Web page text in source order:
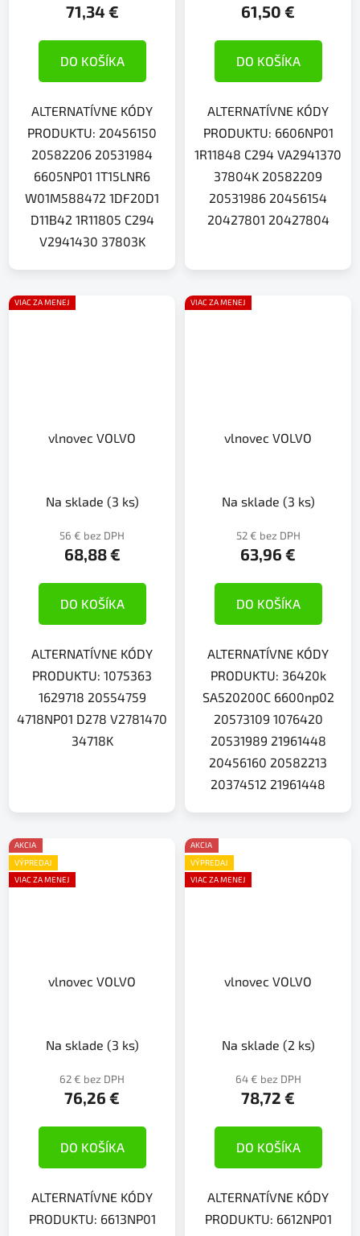
71,34 €
DO KOŠÍKA
ALTERNATÍVNE KÓDY
PRODUKTU: 20456150
20582206 20531984
6605NP01 1T15LNR6
W01M588472 1DF20D1
D11B42 1R11805 C294
V2941430 37803K
61,50 €
DO KOŠÍKA
ALTERNATÍVNE KÓDY
PRODUKTU: 6606NP01
1R11848 C294 VA2941370
37804K 20582209
20531986 20456154
20427801 20427804
VIAC ZA MENEJ
vlnovec VOLVO
Na sklade (3 ks)
56 € bez DPH
68,88 €
DO KOŠÍKA
ALTERNATÍVNE KÓDY
PRODUKTU: 1075363
1629718 20554759
4718NP01 D278 V2781470
34718K
VIAC ZA MENEJ
vlnovec VOLVO
Na sklade (3 ks)
52 € bez DPH
63,96 €
DO KOŠÍKA
ALTERNATÍVNE KÓDY
PRODUKTU: 36420k
SA520200C 6600np02
20573109 1076420
20531989 21961448
20456160 20582213
20374512 21961448
AKCIA
VÝPREDAJ
VIAC ZA MENEJ
vlnovec VOLVO
Na sklade (3 ks)
62 € bez DPH
76,26 €
DO KOŠÍKA
ALTERNATÍVNE KÓDY
PRODUKTU: 6613NP01
AKCIA
VÝPREDAJ
VIAC ZA MENEJ
vlnovec VOLVO
Na sklade (2 ks)
64 € bez DPH
78,72 €
DO KOŠÍKA
ALTERNATÍVNE KÓDY
PRODUKTU: 6612NP01